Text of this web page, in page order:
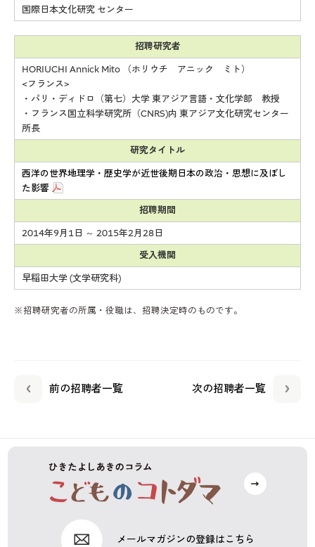
国際日本文化研究 センター
招聘研究者
HORIUCHI Annick Mito （ホリウチ アニック ミト）
<フランス>
・パリ・ディドロ（第七）大学 東アジア言語・文化学部 教授
・フランス国立科学研究所（CNRS)内 東アジア文化研究センター
所長
研究タイトル
西洋の世界地理学・歴史学が近世後期日本の政治・思想に及ぼし
た影響
招聘期間
2014年9月1日 ～ 2015年2月28日
受入機関
早稲田大学 (文学研究科)
※招聘研究者の所属・役職は、招聘決定時のものです。
前の招聘者一覧 次の招聘者一覧
メールマガジンの登録はこちら